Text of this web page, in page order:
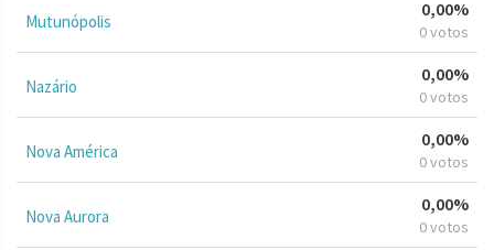
Mutunópolis
0,00%
0 votos
Nazário
0,00%
0 votos
Nova América
0,00%
0 votos
Nova Aurora
0,00%
0 votos